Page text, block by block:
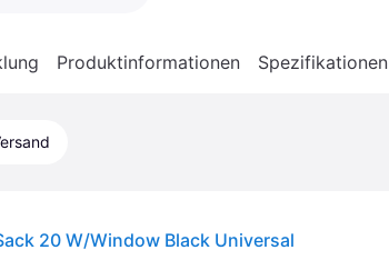
Produktinformationen Spezifikationen
20 W/Window Black Universal